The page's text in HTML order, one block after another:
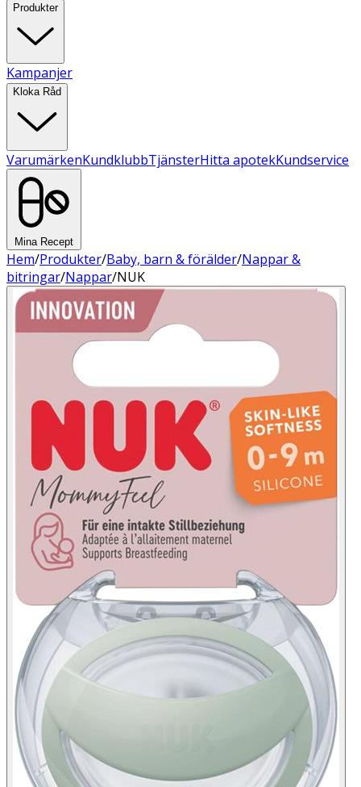
Produkter
Kampanjer
Kloka Råd
VarumärkenKundklubbTjänsterHitta apotekKundservice
Mina Recept
Hem/Produkter/Baby, barn & förälder/Nappar &
bitringar/Nappar/NUK